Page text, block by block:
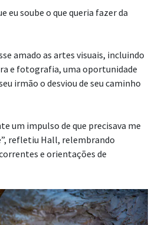
eu soube o que queria fazer da
amado as artes visuais, incluindo
e fotografia, uma oportunidade
irmão o desviou de seu caminho
um impulso de que precisava me
refletiu Hall, relembrando
e orientações de